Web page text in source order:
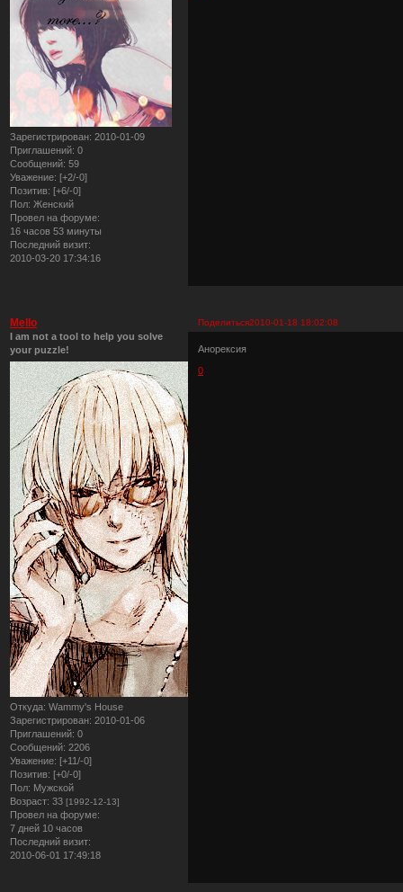
Зарегистрирован: 2010-01-09
Приглашений: 0
Сообщений: 59
Уважение: [+2/-0]
Позитив: [+6/-0]
Пол: Женский
Провел на форуме:
16 часов 53 минуты
Последний визит:
2010-03-20 17:34:16
Поделиться2010-01-18 18:02:08
Mello
I am not a tool to help you solve
your puzzle!
Откуда: Wammy's House
Зарегистрирован: 2010-01-06
Приглашений: 0
Сообщений: 2206
Уважение: [+11/-0]
Позитив: [+0/-0]
Пол: Мужской
Возраст: 33 [1992-12-13]
Провел на форуме:
7 дней 10 часов
Последний визит:
2010-06-01 17:49:18
Анорексия
0